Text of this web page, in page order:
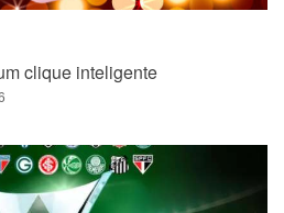
clique inteligente